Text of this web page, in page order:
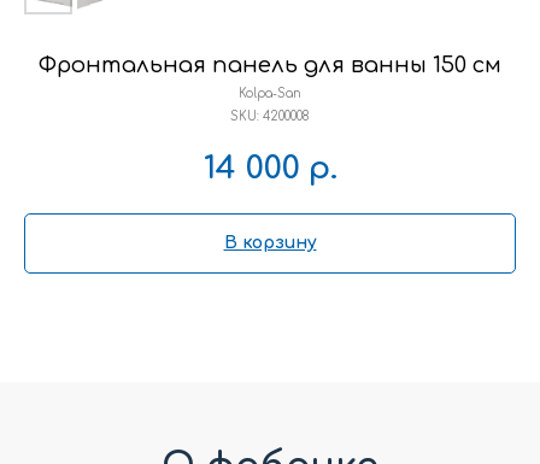
Фронтальная панель для ванны 150 см
Kolpa-San
SKU: 4200008
14 000 р.
В корзину